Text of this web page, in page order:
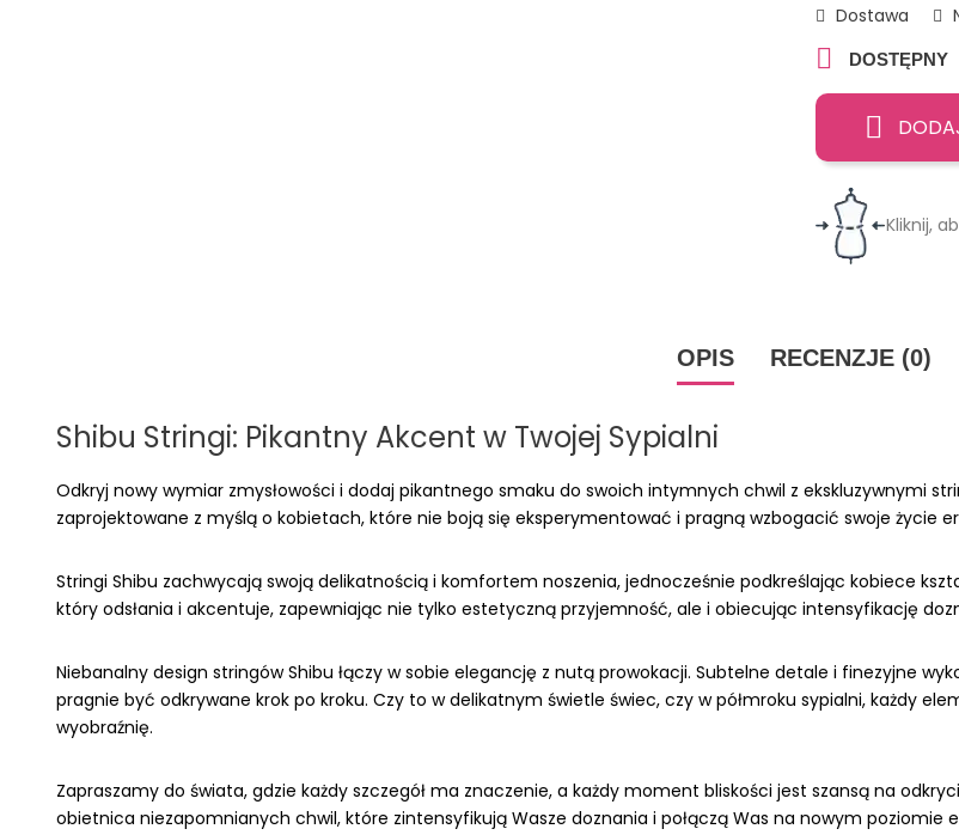
Dostawa
 DOSTĘPNY
Kliknij,
OPIS RECENZJE (0)
Shibu Stringi: Pikantny Akcent w Twojej Sypialni
Odkryj nowy wymiar zmysłowości i dodaj pikantnego smaku do swoich intymnych chwil z ekskluzywnymi
zaprojektowane z myślą o kobietach, które nie boją się eksperymentować i pragną wzbogacić swoje życie
Stringi Shibu zachwycają swoją delikatnością i komfortem noszenia, jednocześnie podkreślając kobiece
który odsłania i akcentuje, zapewniając nie tylko estetyczną przyjemność, ale i obiecując intensyfikację
Niebanalny design stringów Shibu łączy w sobie elegancję z nutą prowokacji. Subtelne detale i finezyjne
pragnie być odkrywane krok po kroku. Czy to w delikatnym świetle świec, czy w półmroku sypialni, każdy
wyobraźnię.
Zapraszamy do świata, gdzie każdy szczegół ma znaczenie, a każdy moment bliskości jest szansą na
obietnica niezapomnianych chwil, które zintensyfikują Wasze doznania i połączą Was na nowym poziomie